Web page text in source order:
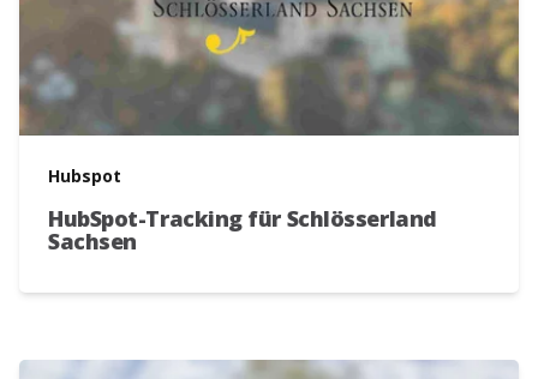
Hubspot
HubSpot-Tracking für Schlösserland
Sachsen